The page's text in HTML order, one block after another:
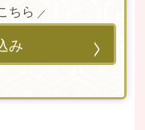
ちら
み